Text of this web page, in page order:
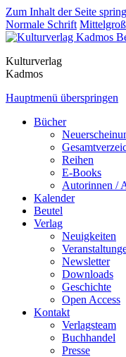
Zum Inhalt der Seite
Normale Schrift
Kulturverlag
Kadmos
Hauptmenü überspringen
Bücher
Reihen
E-Books
Autorinnen /
Kalender
Beutel
Verlag
Neuigkeiten
Newsletter
Downloads
Geschichte
Open Access
Kontakt
Verlagsteam
Buchhandel
Presse